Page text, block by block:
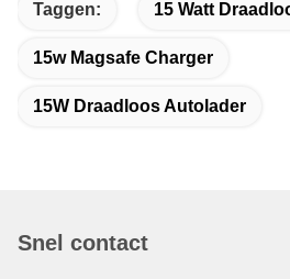
Taggen: 15 Watt
15w Magsafe Charger
15W Draadloos Autolader
Snel contact